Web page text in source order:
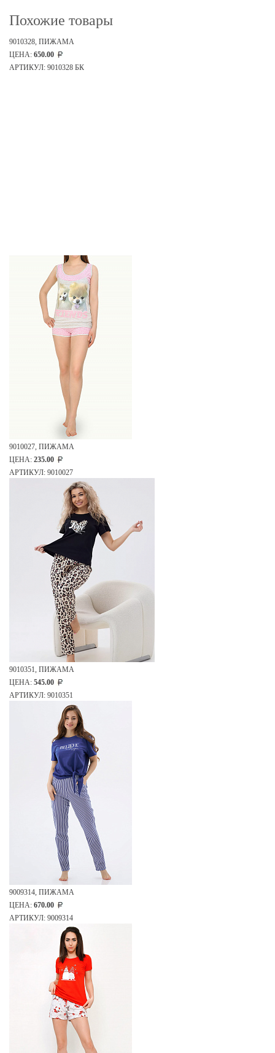
Похожие товары
9010328, ПИЖАМА
ЦЕНА: 650.00
АРТИКУЛ: 9010328 БК
9010027, ПИЖАМА
ЦЕНА: 235.00
АРТИКУЛ: 9010027
9010351, ПИЖАМА
ЦЕНА: 545.00
АРТИКУЛ: 9010351
9009314, ПИЖАМА
ЦЕНА: 670.00
АРТИКУЛ: 9009314